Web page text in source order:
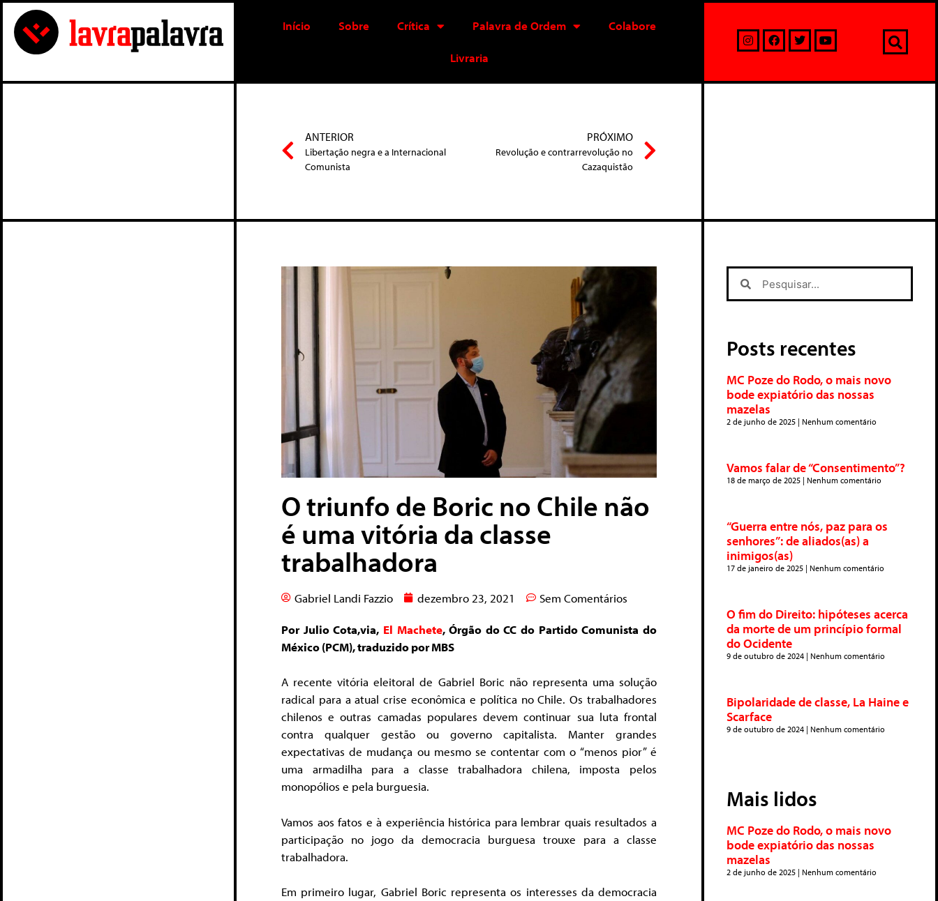
Início Sobre Crítica Palavra de Ordem Colabore
Livraria
ANTERIOR
Libertação negra e a Internacional
Comunista
PRÓXIMO
Revolução e contrarrevolução no
Cazaquistão
O triunfo de Boric no Chile não
é uma vitória da classe
trabalhadora
Gabriel Landi Fazzio dezembro 23, 2021 Sem Comentários
Por Julio Cota,via, El Machete, Órgão do CC do Partido Comunista do
México (PCM), traduzido por MBS
A recente vitória eleitoral de Gabriel Boric não representa uma solução
radical para a atual crise econômica e política no Chile. Os trabalhadores
chilenos e outras camadas populares devem continuar sua luta frontal
contra qualquer gestão ou governo capitalista. Manter grandes
expectativas de mudança ou mesmo se contentar com o “menos pior” é
uma armadilha para a classe trabalhadora chilena, imposta pelos
monopólios e pela burguesia.
Vamos aos fatos e à experiência histórica para lembrar quais resultados a
participação no jogo da democracia burguesa trouxe para a classe
trabalhadora.
Em primeiro lugar, Gabriel Boric representa os interesses da democracia
Posts recentes
MC Poze do Rodo, o mais novo
bode expiatório das nossas
mazelas
2 de junho de 2025 Nenhum comentário
Vamos falar de “Consentimento”?
18 de março de 2025 Nenhum comentário
“Guerra entre nós, paz para os
senhores”: de aliados(as) a
inimigos(as)
17 de janeiro de 2025 Nenhum comentário
O fim do Direito: hipóteses acerca
da morte de um princípio formal
do Ocidente
9 de outubro de 2024 Nenhum comentário
Bipolaridade de classe, La Haine e
Scarface
9 de outubro de 2024 Nenhum comentário
Mais lidos
MC Poze do Rodo, o mais novo
bode expiatório das nossas
mazelas
2 de junho de 2025 Nenhum comentário